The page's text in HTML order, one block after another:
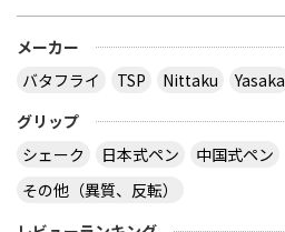
メーカー
バタフライ
TSP Nittaku
Yasaka
グリップ
シェーク
日本式ペン 中国式ペン
その他（異質、反転）